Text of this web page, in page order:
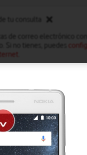
de correo electrónico
Si no tienes, puedes